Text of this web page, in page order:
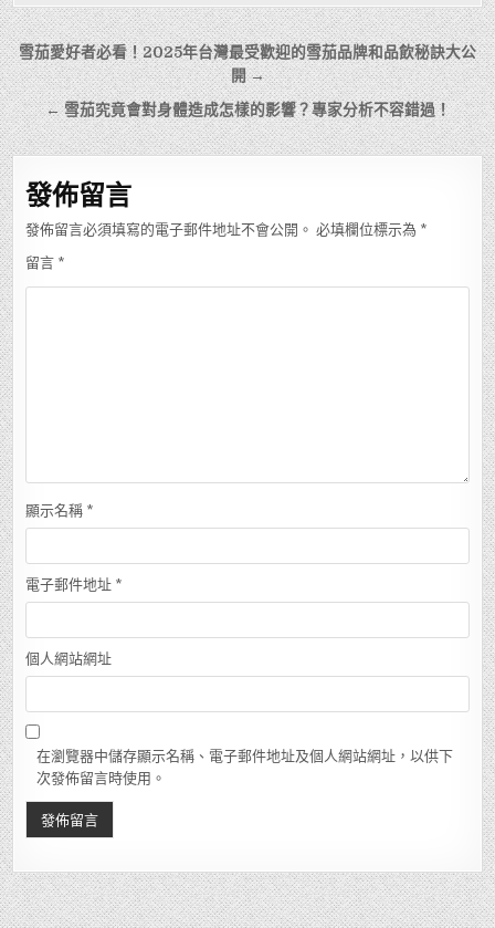
文
章
導
覽
雪茄愛好者必看！2025年台灣最受歡迎的雪茄品牌和品飲秘訣大公
開 →
← 雪茄究竟會對身體造成怎樣的影響？專家分析不容錯過！
發佈留言
發佈留言必須填寫的電子郵件地址不會公開。 必填欄位標示為 *
留言 *
顯示名稱 *
電子郵件地址 *
個人網站網址
在瀏覽器中儲存顯示名稱、電子郵件地址及個人網站網址，以供下
次發佈留言時使用。